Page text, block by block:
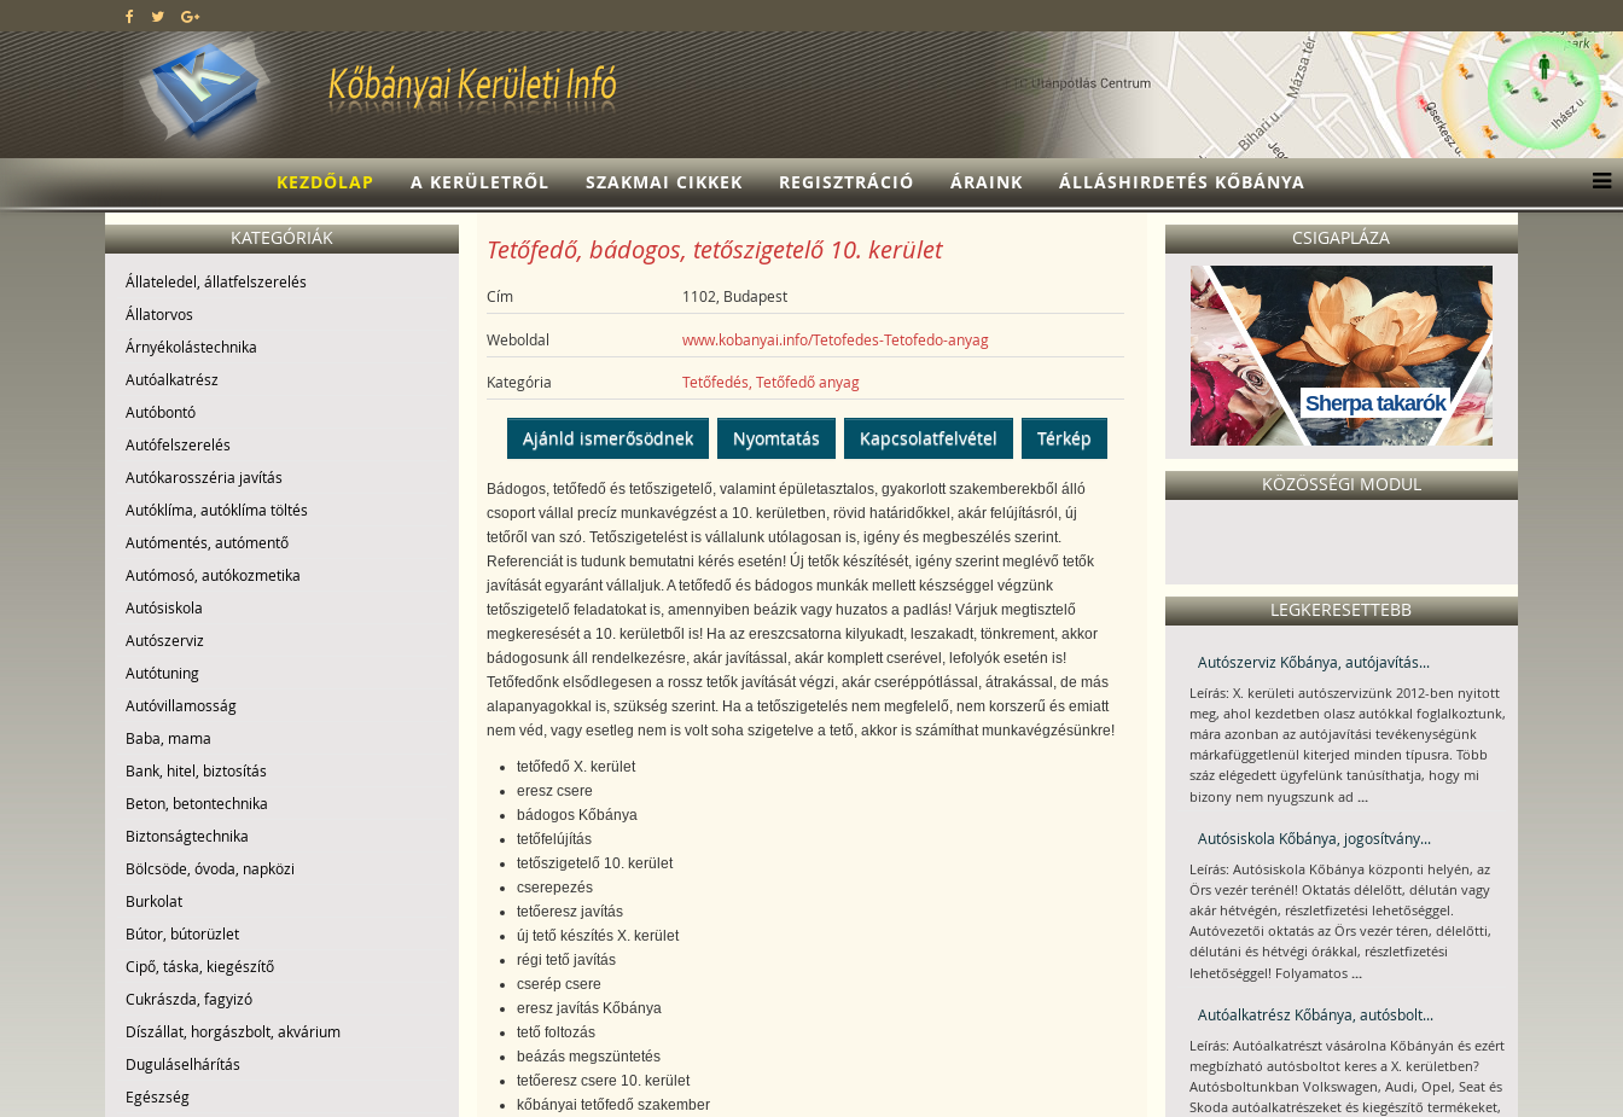
KEZDŐLAP A KERÜLETRŐL SZAKMAI CIKKEK REGISZTRÁCIÓ ÁRAINK ÁLLÁSHIRDETÉS KŐBÁNYA
KATEGÓRIÁK
Állateledel, állatfelszerelés
Állatorvos
Árnyékolástechnika
Autóalkatrész
Autóbontó
Autófelszerelés
Autókarosszéria javítás
Autóklíma, autóklíma töltés
Autómentés, autómentő
Autómosó, autókozmetika
Autósiskola
Autószerviz
Autótuning
Autóvillamosság
Baba, mama
Bank, hitel, biztosítás
Beton, betontechnika
Biztonságtechnika
Bölcsöde, óvoda, napközi
Burkolat
Bútor, bútorüzlet
Cipő, táska, kiegészítő
Cukrászda, fagyizó
Díszállat, horgászbolt, akvárium
Duguláselhárítás
Egészség
Tetőfedő, bádogos, tetőszigetelő 10. kerület
Cím 1102, Budapest
Weboldal www.kobanyai.info/Tetofedes-Tetofedo-anyag
Kategória Tetőfedés, Tetőfedő anyag
Ajánld ismerősödnek Nyomtatás Kapcsolatfelvétel Térkép
Bádogos, tetőfedő és tetőszigetelő, valamint épületasztalos, gyakorlott szakemberekből álló
csoport vállal precíz munkavégzést a 10. kerületben, rövid határidőkkel, akár felújításról, új
tetőről van szó. Tetőszigetelést is vállalunk utólagosan is, igény és megbeszélés szerint.
Referenciát is tudunk bemutatni kérés esetén! Új tetők készítését, igény szerint meglévő tetők
javítását egyaránt vállaljuk. A tetőfedő és bádogos munkák mellett készséggel végzünk
tetőszigetelő feladatokat is, amennyiben beázik vagy huzatos a padlás! Várjuk megtisztelő
megkeresését a 10. kerületből is! Ha az ereszcsatorna kilyukadt, leszakadt, tönkrement, akkor
bádogosunk áll rendelkezésre, akár javítással, akár komplett cserével, lefolyók esetén is!
Tetőfedőnk elsődlegesen a rossz tetők javítását végzi, akár cseréppótlással, átrakással, de más
alapanyagokkal is, szükség szerint. Ha a tetőszigetelés nem megfelelő, nem korszerű és emiatt
nem véd, vagy esetleg nem is volt soha szigetelve a tető, akkor is számíthat munkavégzésünkre!
tetőfedő X. kerület
eresz csere
bádogos Kőbánya
tetőfelújítás
tetőszigetelő 10. kerület
cserepezés
tetőeresz javítás
új tető készítés X. kerület
régi tető javítás
cserép csere
eresz javítás Kőbánya
tető foltozás
beázás megszüntetés
tetőeresz csere 10. kerület
kőbányai tetőfedő szakember
CSIGAPLÁZA
Sherpa takarók
KÖZÖSSÉGI MODUL
LEGKERESETTEBB
Autószerviz Kőbánya, autójavítás...
Leírás: X. kerületi autószervizünk 2012-ben nyitott
meg, ahol kezdetben olasz autókkal foglalkoztunk,
mára azonban az autójavítási tevékenységünk
márkafüggetlenül kiterjed minden típusra. Több
száz elégedett ügyfelünk tanúsíthatja, hogy mi
bizony nem nyugszunk ad ...
Autósiskola Kőbánya, jogosítvány...
Leírás: Autósiskola Kőbánya központi helyén, az
Örs vezér terénél! Oktatás délelőtt, délután vagy
akár hétvégén, részletfizetési lehetőséggel.
Autóvezetői oktatás az Örs vezér téren, délelőtti,
délutáni és hétvégi órákkal, részletfizetési
lehetőséggel! Folyamatos ...
Autóalkatrész Kőbánya, autósbolt...
Leírás: Autóalkatrészt vásárolna Kőbányán és ezért
megbízható autósboltot keres a X. kerületben?
Autósboltunkban Volkswagen, Audi, Opel, Seat és
Skoda autóalkatrészeket és kiegészítő termékeket,